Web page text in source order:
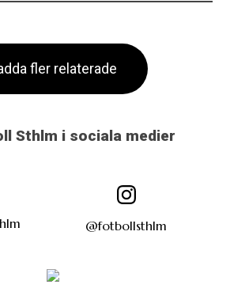
fler relaterade
Sthlm i sociala medier
@fotbollsthlm